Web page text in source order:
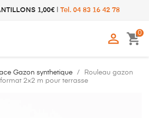
1,00€| Tel. 04 83 16 42 78
 shopping_cart
0
Gazon synthetique
Rouleau gazon
2×2 m pour terrasse